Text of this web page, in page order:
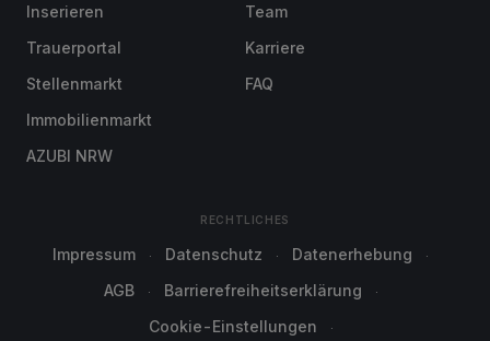
Inserieren
Trauerportal
Stellenmarkt
Immobilienmarkt
AZUBI NRW
Team
Karriere
FAQ
RECHTLICHES
Impressum Datenschutz
Datenerhebung
AGB
Barrierefreiheitserklärung
Cookie-Einstellungen